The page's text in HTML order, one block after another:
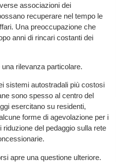
associazioni dei
recuperare nel tempo le
Una preoccupazione che
anni di rincari costanti dei
rilevanza particolare.
sistemi autostradali più costosi
sono spesso al centro del
esercitano su residenti,
forme di agevolazione per i
del pedaggio sulla rete
apre una questione ulteriore.